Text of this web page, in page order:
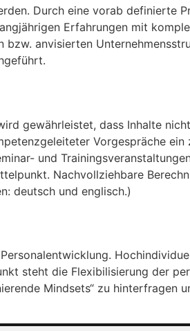
Durch eine vorab definierte
Erfahrungen mit
anvisierten
gewähr­leistet, dass Inhalte
Vorgespräche
und
Nachvollziehbare
deutsch und englisch.)
steht die Flexibilisierung der
Mindsets“ zu hinterfragen